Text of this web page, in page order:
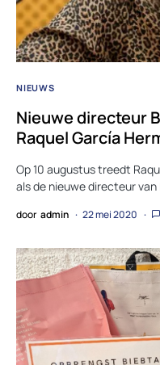
NIEUWS
Nieuwe directeur
Raquel García
Op 10 augustus treedt
als de nieuwe directeur
door admin 22 mei 2020